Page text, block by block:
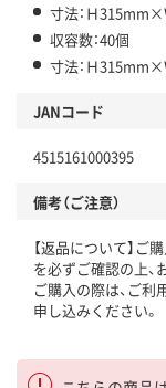
寸法：Ｈ
収容数：40個
寸法：Ｈ
JANコード
4515161000395
備考（ご注意）
【返品について】ご
を必ずご確認の上、
ご購入の際は、ご利
申し込みください。